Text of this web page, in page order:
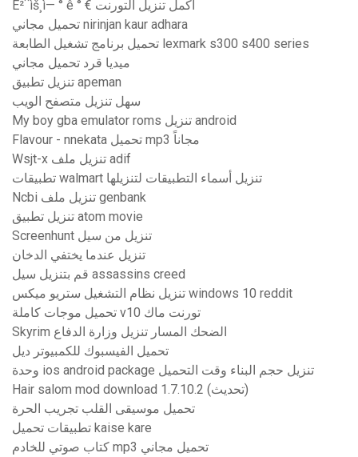
Ê²¨ìš¸ì— ° ê ° € أكمل تنزيل التورنت
تحميل مجاني nirinjan kaur adhara
تحميل برنامج تشغيل الطابعة lexmark s300 s400 series
ميديا ​​قرد تحميل مجاني
تنزيل تطبيق apeman
سهل تنزيل متصفح الويب
My boy gba emulator roms تنزيل android
Flavour - nnekata تحميل mp3 مجاناً
Wsjt-x تنزيل ملف adif
تطبيقات walmart تنزيل أسماء التطبيقات لتنزيلها
Ncbi تنزيل ملف genbank
تنزيل تطبيق atom movie
Screenhunt تنزيل من سيل
تنزيل عندما يختفي الدخان
قم بتنزيل سيل assassins creed
تنزيل نظام التشغيل ستريو ميكس windows 10 reddit
تحميل موجات كاملة v10 تورنت ماك
Skyrim الضحك المسار تنزيل وزارة الدفاع
تحميل الفيسبوك للكمبيوتر ديل
وحدة ios android package تنزيل حجم البناء وقت التحميل
Hair salom mod download 1.7.10.2 (تحديث)
تحميل موسيقى القلب تجريب الحرة
تطبيقات تحميل kaise kare
كتاب صوتي للخادم mp3 تحميل مجاني